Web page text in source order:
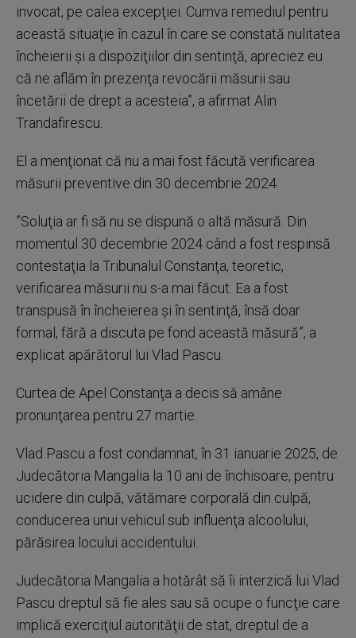
invocat, pe calea excepţiei. Cumva remediul pentru
această situaţie în cazul în care se constată nulitatea
încheierii şi a dispoziţiilor din sentinţă, apreciez eu
că ne aflăm în prezenţa revocării măsurii sau
încetării de drept a acesteia”, a afirmat Alin
Trandafirescu.
El a menţionat că nu a mai fost făcută verificarea
măsurii preventive din 30 decembrie 2024.
”Soluţia ar fi să nu se dispună o altă măsură. Din
momentul 30 decembrie 2024 când a fost respinsă
contestaţia la Tribunalul Constanţa, teoretic,
verificarea măsurii nu s-a mai făcut. Ea a fost
transpusă în încheierea şi în sentinţă, însă doar
formal, fără a discuta pe fond această măsură”, a
explicat apărătorul lui Vlad Pascu.
Curtea de Apel Constanţa a decis să amâne
pronunţarea pentru 27 martie.
Vlad Pascu a fost condamnat, în 31 ianuarie 2025, de
Judecătoria Mangalia la 10 ani de închisoare, pentru
ucidere din culpă, vătămare corporală din culpă,
conducerea unui vehicul sub influenţa alcoolului,
părăsirea locului accidentului.
Judecătoria Mangalia a hotărât să îi interzică lui Vlad
Pascu dreptul să fie ales sau să ocupe o funcţie care
implică exerciţiul autorităţii de stat, dreptul de a